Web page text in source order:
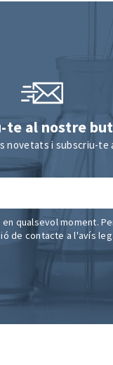
te al nostre
novetats i subscriu-te
qualsevol moment.
de contacte a l'avís